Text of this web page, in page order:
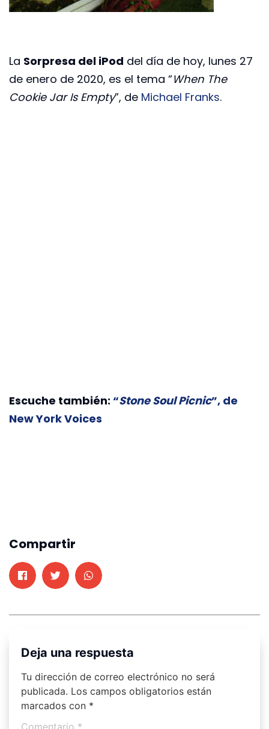
La Sorpresa del iPod del día de hoy, lunes 27
de enero de 2020, es el tema “When The
Cookie Jar Is Empty”, de Michael Franks.
Escuche también: “Stone Soul Picnic”, de
New York Voices
Compartir
Deja una respuesta
Tu dirección de correo electrónico no será
publicada. Los campos obligatorios están
marcados con *